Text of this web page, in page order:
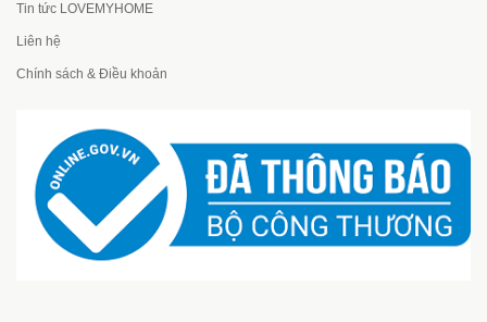
Tin tức LOVEMYHOME
Liên hệ
Chính sách & Điều khoản